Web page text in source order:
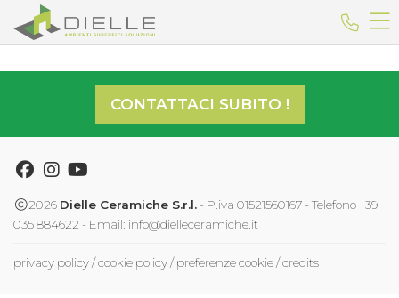
Dielle Ceramiche
CONTATTACI SUBITO !
Facebook
Instagram
Youtube
2026 Dielle Ceramiche S.r.l. - P.iva 01521560167 - Telefono +39
035 884622 - Email: info@dielleceramiche.it
privacy policy/cookie policy/preferenze cookie/credits